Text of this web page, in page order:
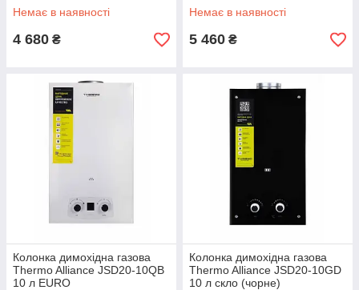
Немає в наявності
4 680 ₴
Немає в наявності
5 460 ₴
Колонка димохідна газова
Thermo Alliance JSD20-10QB
10 л EURO
Колонка димохідна газова
Thermo Alliance JSD20-10GD
10 л скло (чорне)